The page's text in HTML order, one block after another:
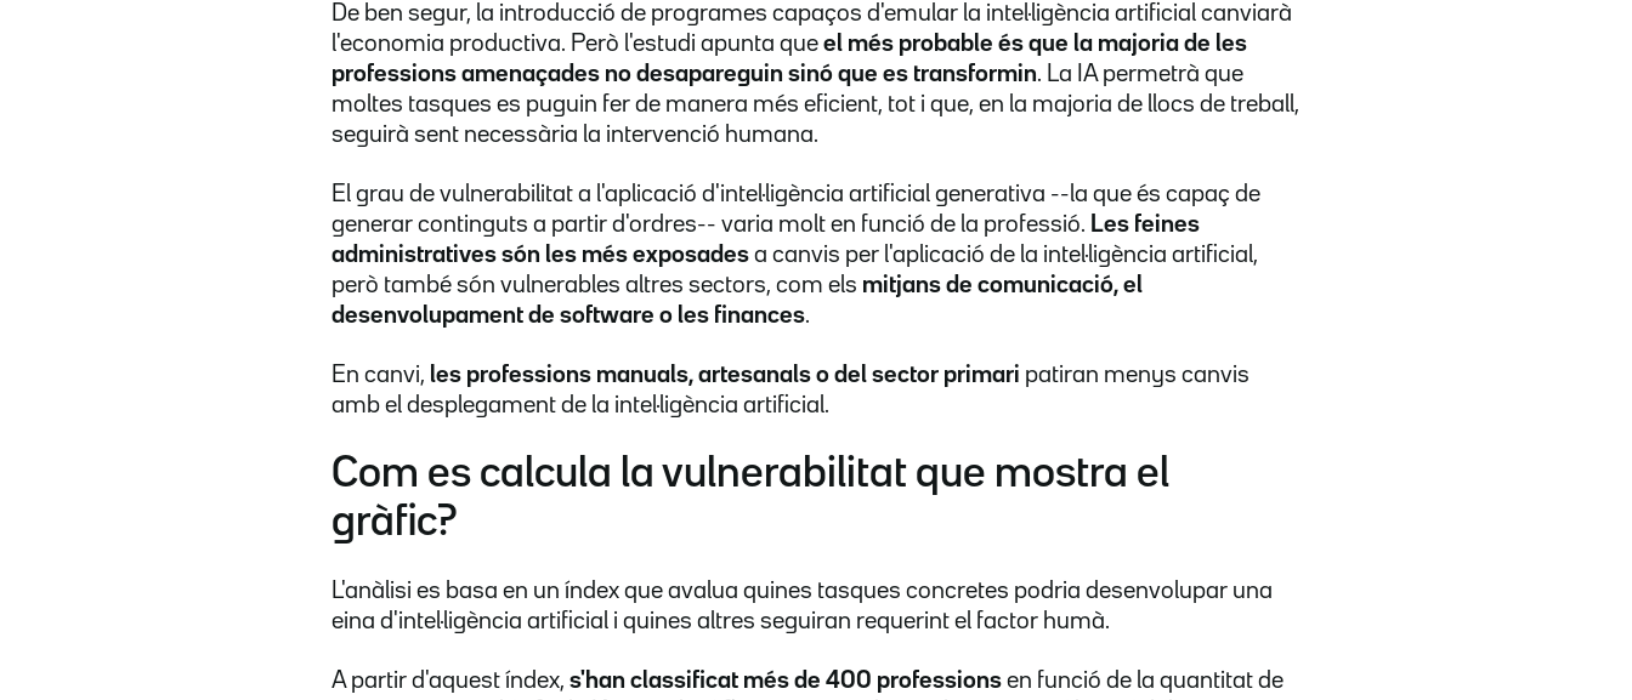
De ben segur, la introducció de programes capaços d'emular la intel·ligència artificial canviarà
l'economia productiva. Però l'estudi apunta que el més probable és que la majoria de les
professions amenaçades no desapareguin sinó que es transformin. La IA permetrà que
moltes tasques es puguin fer de manera més eficient, tot i que, en la majoria de llocs de treball,
seguirà sent necessària la intervenció humana.
El grau de vulnerabilitat a l'aplicació d'intel·ligència artificial generativa --la que és capaç de
generar continguts a partir d'ordres-- varia molt en funció de la professió. Les feines
administratives són les més exposades a canvis per l'aplicació de la intel·ligència artificial,
però també són vulnerables altres sectors, com els mitjans de comunicació, el
desenvolupament de software o les finances.
En canvi, les professions manuals, artesanals o del sector primari patiran menys canvis
amb el desplegament de la intel·ligència artificial.
Com es calcula la vulnerabilitat que mostra el
gràfic?
L'anàlisi es basa en un índex que avalua quines tasques concretes podria desenvolupar una
eina d'intel·ligència artificial i quines altres seguiran requerint el factor humà.
A partir d'aquest índex, s'han classificat més de 400 professions en funció de la quantitat de